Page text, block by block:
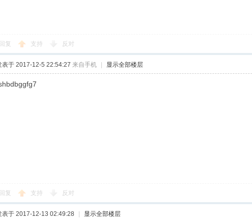
回复 支持 反对
表于 2017-12-5 22:54:27 来自手机 显示全部楼层
回复 支持 反对
表于 2017-12-13 02:49:28 显示全部楼层